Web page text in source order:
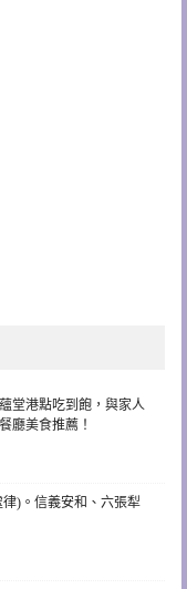
堂港點吃到飽，與家人
廳美食推薦！
)。信義安和、六張犁